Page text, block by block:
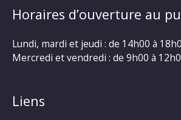
Horaires d’ouverture au
Lundi, mardi et jeudi : de 14h00 à
Mercredi et vendredi : de 9h00 à
Liens